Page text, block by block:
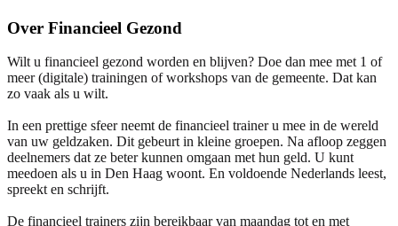
Over Financieel Gezond
Wilt u financieel gezond worden en blijven? Doe dan mee met 1 of
meer (digitale) trainingen of workshops van de gemeente. Dat kan
zo vaak als u wilt.
In een prettige sfeer neemt de financieel trainer u mee in de wereld
van uw geldzaken. Dit gebeurt in kleine groepen. Na afloop zeggen
deelnemers dat ze beter kunnen omgaan met hun geld. U kunt
meedoen als u in Den Haag woont. En voldoende Nederlands leest,
spreekt en schrijft.
De financieel trainers zijn bereikbaar van maandag tot en met